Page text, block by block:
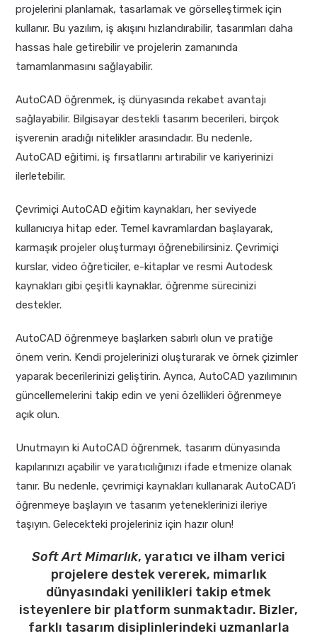
projelerini planlamak, tasarlamak ve görselleştirmek için
kullanır. Bu yazılım, iş akışını hızlandırabilir, tasarımları daha
hassas hale getirebilir ve projelerin zamanında
tamamlanmasını sağlayabilir.
AutoCAD öğrenmek, iş dünyasında rekabet avantajı
sağlayabilir. Bilgisayar destekli tasarım becerileri, birçok
işverenin aradığı nitelikler arasındadır. Bu nedenle,
AutoCAD eğitimi, iş fırsatlarını artırabilir ve kariyerinizi
ilerletebilir.
Çevrimiçi AutoCAD eğitim kaynakları, her seviyede
kullanıcıya hitap eder. Temel kavramlardan başlayarak,
karmaşık projeler oluşturmayı öğrenebilirsiniz. Çevrimiçi
kurslar, video öğreticiler, e-kitaplar ve resmi Autodesk
kaynakları gibi çeşitli kaynaklar, öğrenme sürecinizi
destekler.
AutoCAD öğrenmeye başlarken sabırlı olun ve pratiğe
önem verin. Kendi projelerinizi oluşturarak ve örnek çizimler
yaparak becerilerinizi geliştirin. Ayrıca, AutoCAD yazılımının
güncellemelerini takip edin ve yeni özellikleri öğrenmeye
açık olun.
Unutmayın ki AutoCAD öğrenmek, tasarım dünyasında
kapılarınızı açabilir ve yaratıcılığınızı ifade etmenize olanak
tanır. Bu nedenle, çevrimiçi kaynakları kullanarak AutoCAD’i
öğrenmeye başlayın ve tasarım yeteneklerinizi ileriye
taşıyın. Gelecekteki projeleriniz için hazır olun!
Soft Art Mimarlık, yaratıcı ve ilham verici
projelere destek vererek, mimarlık
dünyasındaki yenilikleri takip etmek
isteyenlere bir platform sunmaktadır. Bizler,
farklı tasarım disiplinlerindeki uzmanlarla